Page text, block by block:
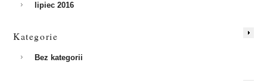
lipiec 2016
Kategorie
Bez kategorii